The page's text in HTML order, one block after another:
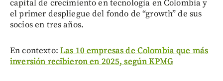
capital de crecimiento en tecnología en Colombia y
el primer despliegue del fondo de “growth” de sus
socios en tres años.
En contexto: Las 10 empresas de Colombia que más
inversión recibieron en 2025, según KPMG